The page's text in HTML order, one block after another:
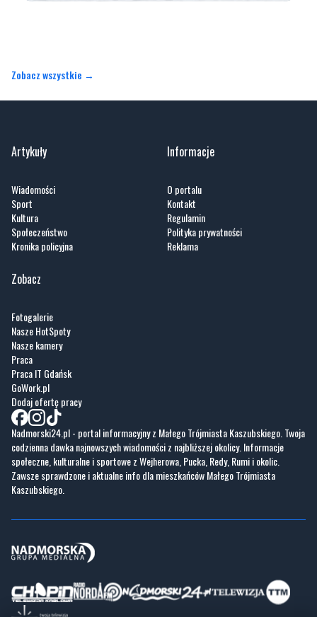
Zobacz wszystkie →
Artykuły
Wiadomości
Sport
Kultura
Społeczeństwo
Kronika policyjna
Informacje
O portalu
Kontakt
Regulamin
Polityka prywatności
Reklama
Zobacz
Fotogalerie
Nasze HotSpoty
Nasze kamery
Praca
Praca IT Gdańsk
GoWork.pl
Dodaj ofertę pracy
Nadmorski24.pl - portal informacyjny z Małego Trójmiasta Kaszubskiego. Twoja
codzienna dawka najnowszych wiadomości z najbliższej okolicy. Informacje
społeczne, kulturalne i sportowe z Wejherowa, Pucka, Redy, Rumi i okolic.
Zawsze sprawdzone i aktualne info dla mieszkańców Małego Trójmiasta
Kaszubskiego.